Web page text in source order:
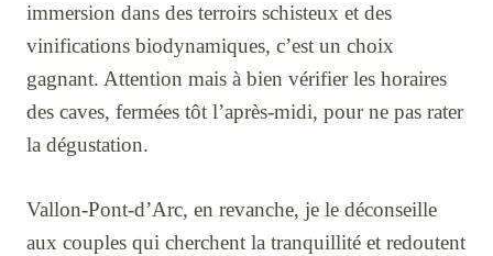
immersion dans des terroirs schisteux et des
vinifications biodynamiques, c’est un choix
gagnant. Attention mais à bien vérifier les horaires
des caves, fermées tôt l’après-midi, pour ne pas rater
la dégustation.
Vallon-Pont-d’Arc, en revanche, je le déconseille
aux couples qui cherchent la tranquillité et redoutent